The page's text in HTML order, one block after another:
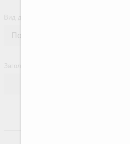
Вид документа
Заголовок или текст документа